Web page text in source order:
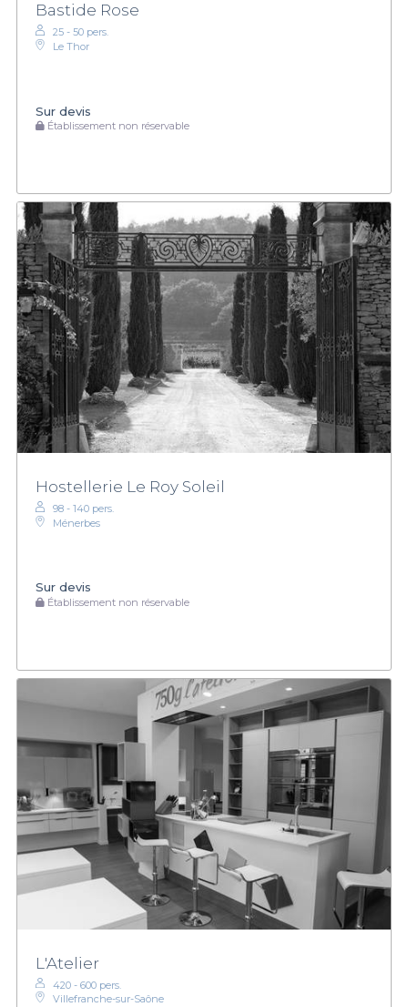
Bastide Rose
25 - 50 pers.
Le Thor
Sur devis
Établissement non réservable
Hostellerie Le Roy Soleil
98 - 140 pers.
Ménerbes
Sur devis
Établissement non réservable
L'Atelier
420 - 600 pers.
Villefranche-sur-Saône